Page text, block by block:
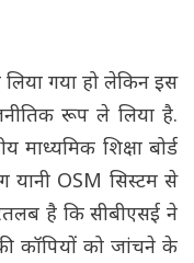
गया हो लेकिन इस
रूप ले लिया है.
शिक्षा बोर्ड
यानी OSM सिस्टम से
है कि सीबीएसई ने
की कॉपियों को जांचने के